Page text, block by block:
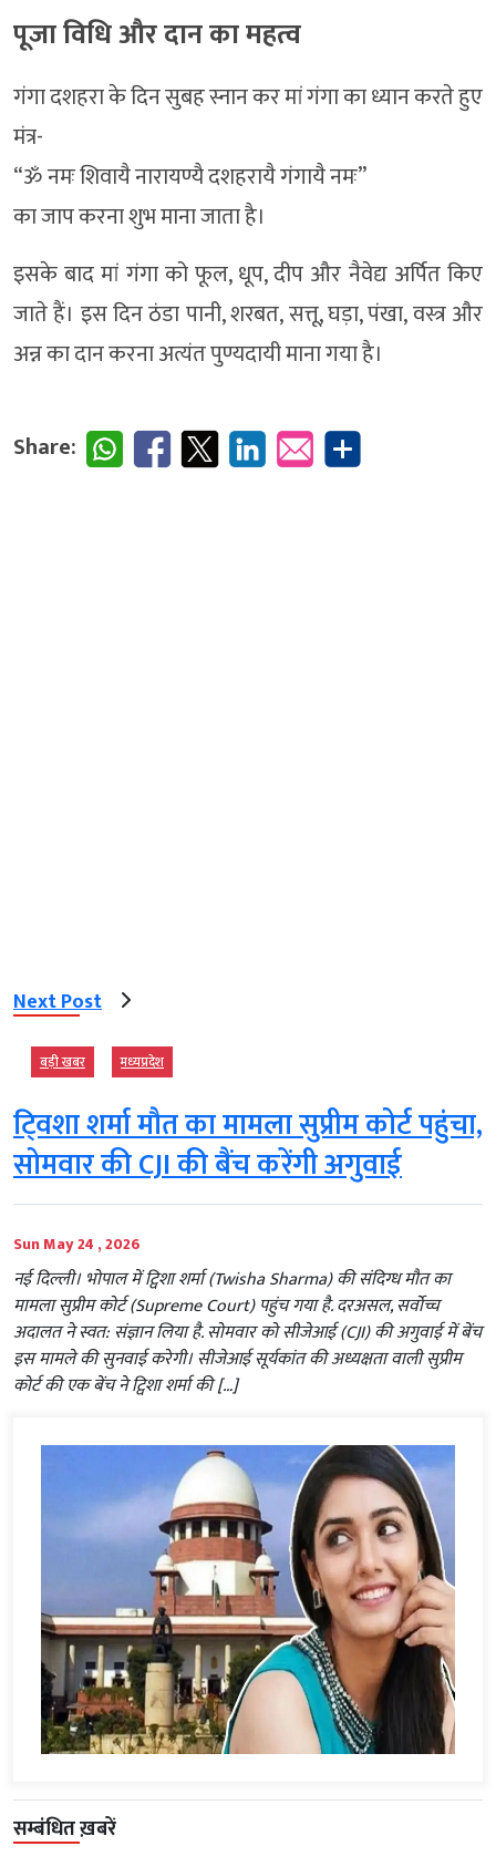
पूजा विधि और दान का महत्व
गंगा दशहरा के दिन सुबह स्नान कर मां गंगा का ध्यान करते हुए
मंत्र-
“ॐ नमः शिवायै नारायण्यै दशहरायै गंगायै नमः”
का जाप करना शुभ माना जाता है।
इसके बाद मां गंगा को फूल, धूप, दीप और नैवेद्य अर्पित किए
जाते हैं। इस दिन ठंडा पानी, शरबत, सत्तू, घड़ा, पंखा, वस्त्र और
अन्न का दान करना अत्यंत पुण्यदायी माना गया है।
Share:
Next Post
बड़ी खबर मध्‍यप्रदेश
टि्वशा शर्मा मौत का मामला सुप्रीम कोर्ट पहुंचा,
सोमवार की CJI की बैंच करेंगी अगुवाई
Sun May 24 , 2026
नई दिल्ली। भोपाल में ट्विशा शर्मा (Twisha Sharma) की संदिग्ध मौत का
मामला सुप्रीम कोर्ट (Supreme Court) पहुंच गया है. दरअसल, सर्वोच्च
अदालत ने स्वत: संज्ञान लिया है. सोमवार को सीजेआई (CJI) की अगुवाई में बेंच
इस मामले की सुनवाई करेगी। सीजेआई सूर्यकांत की अध्यक्षता वाली सुप्रीम
कोर्ट की एक बेंच ने ट्विशा शर्मा की […]
सम्बंधित ख़बरें